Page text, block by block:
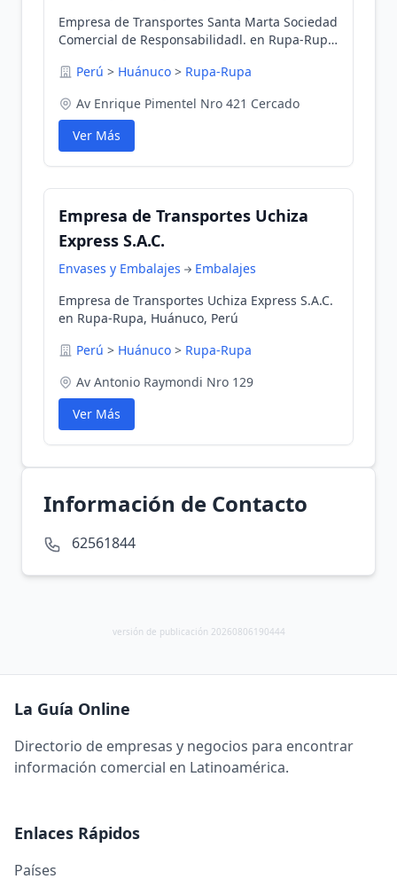
Empresa de Transportes Santa Marta Sociedad
Comercial de Responsabilidadl. en Rupa-Rupa,
Perú > Huánuco > Rupa-Rupa
Av Enrique Pimentel Nro 421 Cercado
Ver Más
Empresa de Transportes Uchiza
Express S.A.C.
Envases y Embalajes
Embalajes
Empresa de Transportes Uchiza Express S.A.C.
en Rupa-Rupa, Huánuco, Perú
Perú > Huánuco > Rupa-Rupa
Av Antonio Raymondi Nro 129
Ver Más
Información de Contacto
62561844
versión de publicación 20260806190444
La Guía Online
Directorio de empresas y negocios para encontrar
información comercial en Latinoamérica.
Enlaces Rápidos
Países